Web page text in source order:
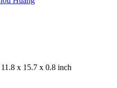
x 15.7 x 0.8 inch